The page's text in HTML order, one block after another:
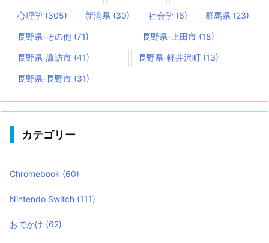
心理学 (305) 新潟県 (30) 社会学(6) 群馬県 (23)
長野県-その他 (71) 長野県-上田市(18)
長野県-諏訪市 (41) 長野県-軽井沢町 (13)
長野県-長野市 (31)
カテゴリー
Chromebook (60)
Nintendo Switch (111)
おでかけ (62)